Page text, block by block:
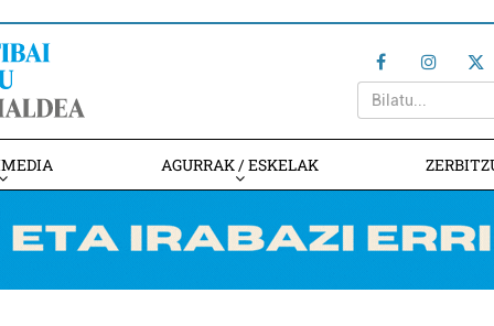
AGURRAK / ESKELAK